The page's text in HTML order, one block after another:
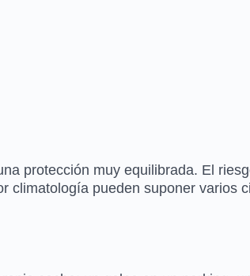
protección muy equilibrada. El
pueden suponer varios